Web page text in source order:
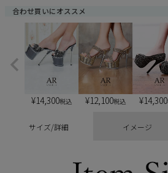
合わせ買いにオススメ
¥14,300税込 ¥12,100税込 ¥14,300
サイズ/詳細 イメージ